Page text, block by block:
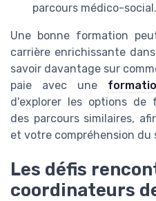
parcours médico-social.
Une bonne formation
carrière enrichissante
savoir davantage sur
paie avec une
d'explorer les options de
des parcours similaires,
et votre compréhension
Les défis
coordinateurs